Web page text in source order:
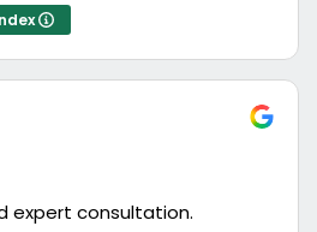
expert consultation.